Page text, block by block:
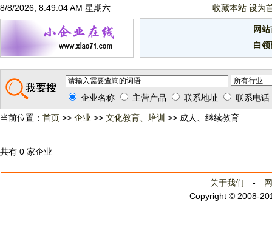
8/8/2026, 8:49:04 AM 星期六 收藏本站 设为
网
白
企业名称 主营产品 联系地址 联系电话
当前位置： 首页 >> 企业 >> 文化教育、培训 >> 成人、继续教育
共有 0 家企业
关于我们 -
Copyright © 2008-